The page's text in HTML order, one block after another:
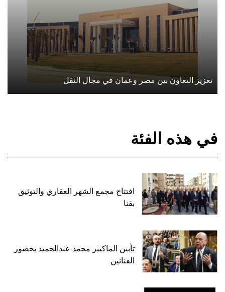
تعزيز التعاون بين مصر وعمان في مجال النقل
في هذه الفئة
افتتاح مجمع الشهر العقاري والتوثيق
بقنا
تأبين الماكيير محمد عبدالحميد بحضور
الفنانين